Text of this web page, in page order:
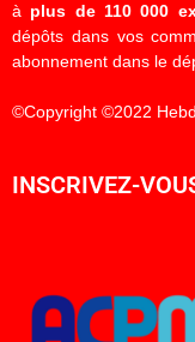
à plus de 110 000
dépôts dans vos
abonnement dans le
©Copyright ©2022
INSCRIVEZ-